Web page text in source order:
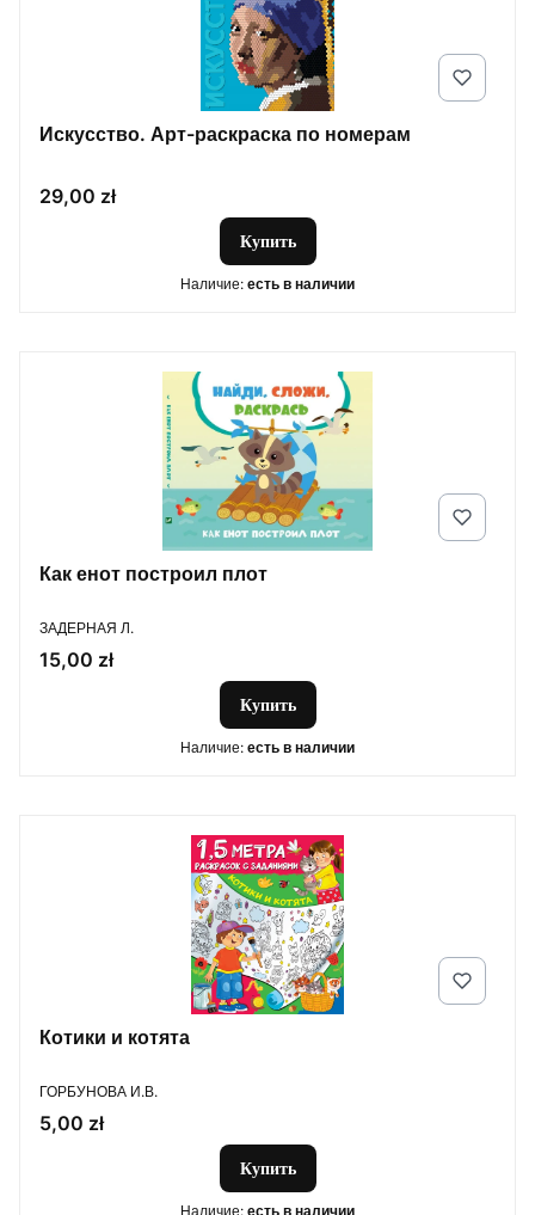
Искусство. Арт-раскраска по номерам
Цена
29,00 zł
Купить
Наличие: есть в наличии
Как енот построил плот
ПРОИЗВОДИТЕЛЬ
ЗАДЕРНАЯ Л.
Цена
15,00 zł
Купить
Наличие: есть в наличии
Котики и котята
ПРОИЗВОДИТЕЛЬ
ГОРБУНОВА И.В.
Цена
5,00 zł
Купить
Наличие: есть в наличии